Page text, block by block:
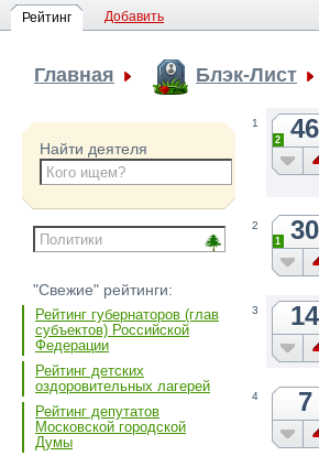
Рейтинг Добавить
Главная Блэк-Лист
Найти деятеля
"Свежие" рейтинги:
Рейтинг губернаторов (глав
субъектов) Российской
Федерации
Рейтинг детских
оздоровительных лагерей
Рейтинг депутатов
Московской городской
Думы
1 46
2
2 30
1
3 14
4 7